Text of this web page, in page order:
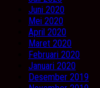
Juni 2020
Mei 2020
April 2020
Maret 2020
Februari 2020
Januari 2020
Desember 2019